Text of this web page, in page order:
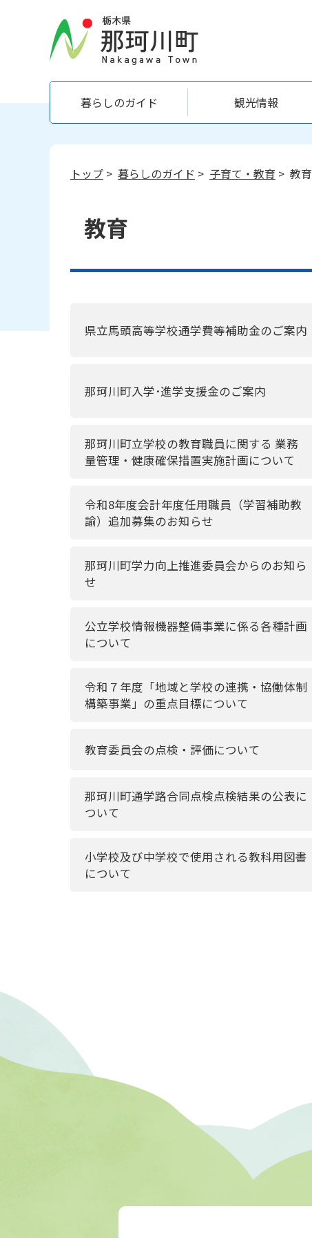
暮らしのガイド 観光情報
トップ > 暮らしのガイド > 子育て・教育 > 教育
教育
県立馬頭高等学校通学費等補助金のご案内
那珂川町入学･進学支援金のご案内
那珂川町立学校の教育職員に関する 業務
量管理・健康確保措置実施計画について
令和8年度会計年度任用職員（学習補助教
諭）追加募集のお知らせ
那珂川町学力向上推進委員会からのお知ら
せ
公立学校情報機器整備事業に係る各種計画
について
令和７年度「地域と学校の連携・協働体制
構築事業」の重点目標について
教育委員会の点検・評価について
那珂川町通学路合同点検点検結果の公表に
ついて
小学校及び中学校で使用される教科用図書
について